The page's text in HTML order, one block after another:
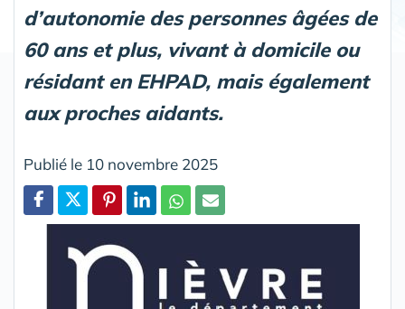
d’autonomie des personnes âgées de
60 ans et plus, vivant à domicile ou
résidant en EHPAD, mais également
aux proches aidants.
Publié le 10 novembre 2025
Partager